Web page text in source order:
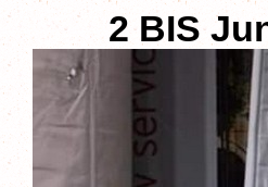
2 BIS